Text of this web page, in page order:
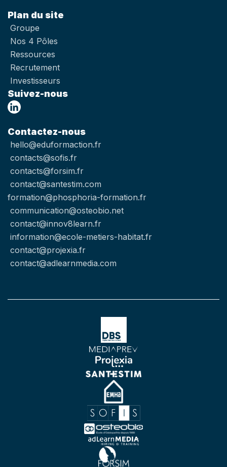
Plan du site
Groupe
Nos 4 Pôles
Ressources
Recrutement
Investisseurs
Suivez-nous
Contactez-nous
hello@eduformaction.fr
contacts@sofis.fr
contacts@forsim.fr
contact@santestim.com
formation@phosphoria-formation.fr
communication@osteobio.net
contact@innov8learn.fr
information@ecole-metiers-habitat.fr
contact@projexia.fr
contact@adlearnmedia.com